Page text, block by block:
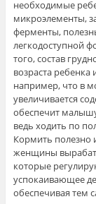
необходимые
микроэлементы,
ферменты,
легкодоступной
того, состав
возраста ребенка
например, что в
увеличивается
обеспечит
ведь ходить по
Кормить полезно
женщины
которые
успокаивающее
обеспечивая тем